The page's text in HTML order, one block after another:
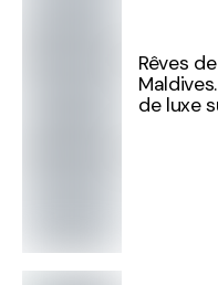
Rêves
de luxe